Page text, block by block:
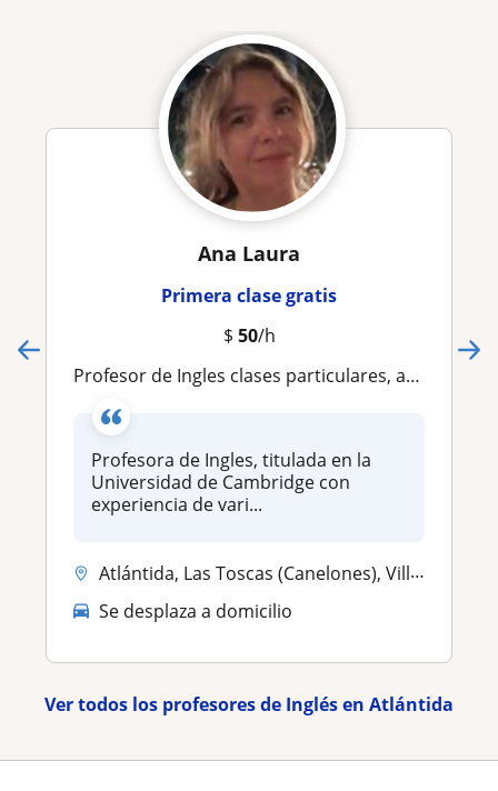
Ana Laura
Primera clase gratis
$ 50/h
Profesor de Ingles clases particulares, apoyo para liceo, utu, trabajo
Profesora de Ingles, titulada en la
Universidad de Cambridge con
experiencia de vari...
Atlántida, Las Toscas (Canelones), Villa Argentina, Parque del Plata, ...
Se desplaza a domicilio
Ver todos los profesores de Inglés en Atlántida